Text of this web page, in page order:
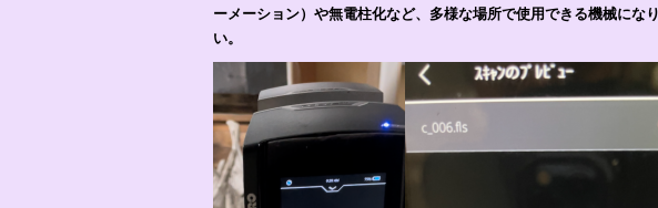
ーメーション）や無電柱化など、多様な場所で使用できる機械に
い。